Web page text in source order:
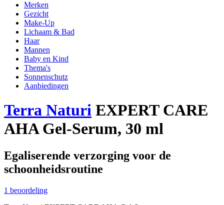
Merken
Gezicht
Make-Up
Lichaam & Bad
Haar
Mannen
Baby en Kind
Thema's
Sonnenschutz
Aanbiedingen
Terra Naturi EXPERT CARE
AHA Gel-Serum, 30 ml
Egaliserende verzorging voor de
schoonheidsroutine
1 beoordeling